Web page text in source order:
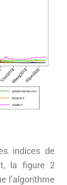
indices de
la figure 2
l’algorithme